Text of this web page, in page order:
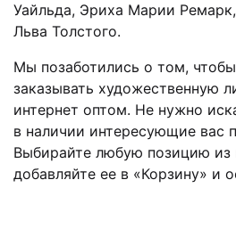
Уайльда, Эриха Марии
Льва Толстого.
Мы позаботились о том,
заказывать художественную
интернет оптом. Не нужно
в наличии интересующие вас
Выбирайте любую позицию из
добавляйте ее в «Корзину» и